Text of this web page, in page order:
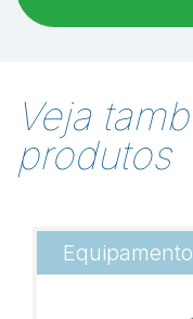
Veja
produtos